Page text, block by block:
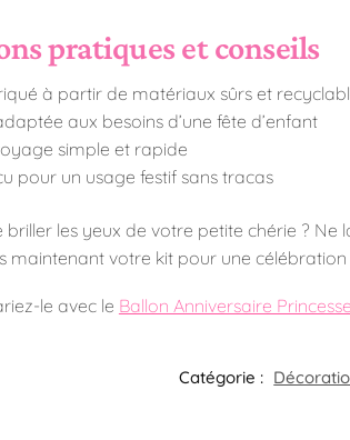
pratiques et conseils
à partir de matériaux sûrs et
aux besoins d’une fête d’enfant
simple et rapide
pour un usage festif sans tracas
briller les yeux de votre petite chérie ? Ne
maintenant votre kit pour une
le avec le Ballon Anniversaire
Catégorie :